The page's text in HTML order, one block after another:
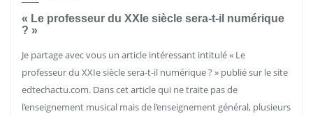
« Le professeur du XXIe siècle sera-t-il numérique
? »
Je partage avec vous un article intéressant intitulé « Le
professeur du XXIe siècle sera-t-il numérique ? » publié sur le site
edtechactu.com. Dans cet article qui ne traite pas de
l’enseignement musical mais de l’enseignement général, plusieurs